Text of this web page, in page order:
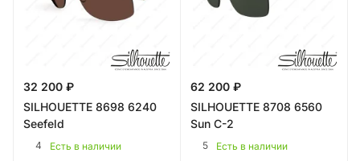
32 200 ₽
SILHOUETTE 8698 6240
Seefeld
4 Есть в наличии
62 200 ₽
SILHOUETTE 8708 6560
Sun C-2
5 Есть в наличии